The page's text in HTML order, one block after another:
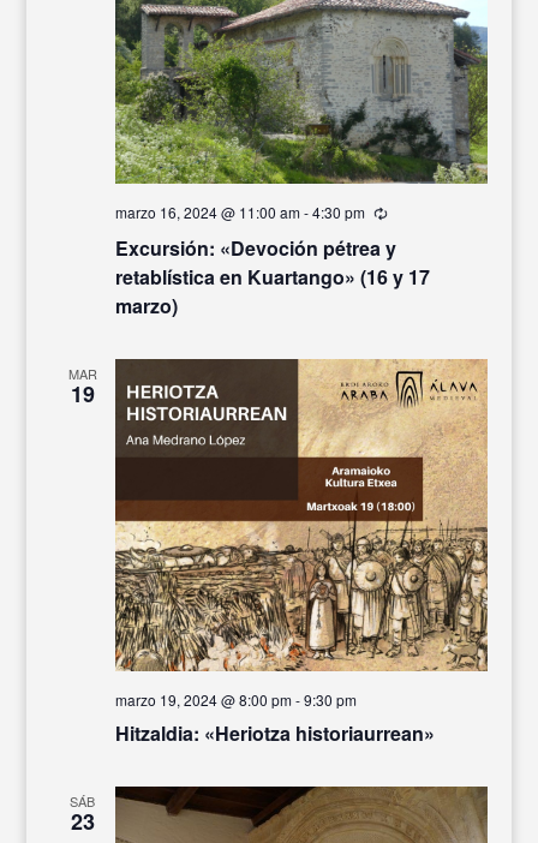
Excursión: «Devoción pétrea y
retablística en Kuartango» (16 y 17
marzo)
marzo 16, 2024 @ 11:00 am-4:30 pm Recurrente
MAR
19
Hitzaldia: «Heriotza historiaurrean»
marzo 19, 2024 @ 8:00 pm-9:30 pm
SÁB
23